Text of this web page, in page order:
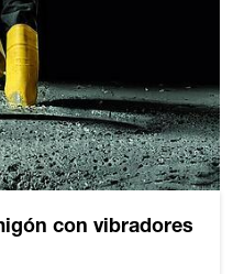
con vibradores